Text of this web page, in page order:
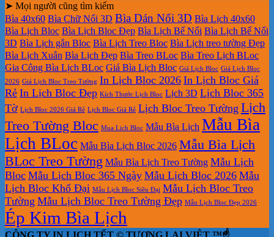
➤ Mọi người cũng tìm kiếm
Bìa 40x60 Bìa Chữ Nổi 3D Bìa Dán Nổi 3D Bìa Lịch 40x60
Bìa Lịch Bloc Bìa Lịch Bloc Đẹp Bìa Lịch Bế Nổi Bìa Lịch Bế Nổi
3D Bìa Lịch gắn Bloc Bìa Lịch Treo Bloc Bìa Lịch treo tường Đẹp
Bìa Lịch Xuân Bìa Lịch Đẹp Bìa Treo BLoc Bìa Treo Lịch BLoc
Gia Công Bìa Lịch BLoc Giá Bìa Lịch Bloc Giá Lịch Bloc Giá Lịch Bloc
2026 Giá Lịch Bloc Treo Tường In Lịch Bloc 2026 In Lịch Bloc Giá
Rẻ In Lịch Bloc Đẹp Kích Thước Lịch Bloc Lịch 3D Lịch Bloc 365
Tờ Lịch Bloc 2026 Giá Rẻ Lịch Bloc Giá Rẻ Lịch Bloc Treo Tường Lịch
Treo Tường Bloc Mua Lich Bloc Mẫu Bìa Lịch Mẫu Bìa
Lịch BLoc Mẫu Bìa Lịch Bloc 2026 Mẫu Bìa Lịch
BLoc Treo Tường Mẫu Bìa Lịch Treo Tường Mẫu Lịch
Bloc Mẫu Lịch Bloc 365 Ngày Mẫu Lịch Bloc 2026 Mẫu
Lịch Bloc Khổ Đại Mẫu Lịch Bloc Siêu Đại Mẫu Lịch Bloc Treo
Tường Mẫu Lịch Bloc Treo Tường Đẹp Mẫu Lịch Bloc Đẹp 2026
Ép Kim Bìa Lịch